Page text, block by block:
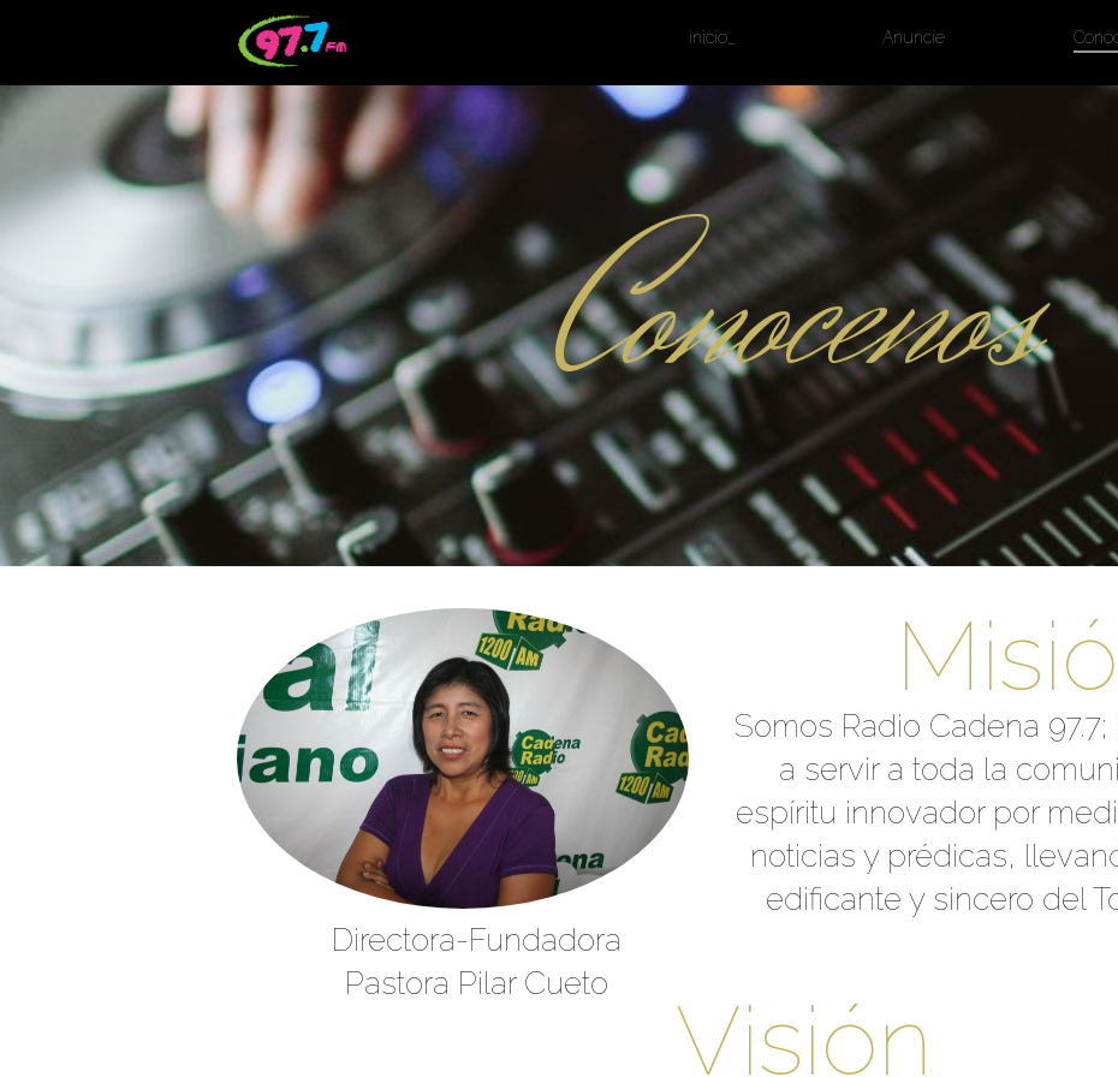
inicio_ Anuncie
Conocenos
Somos Radio Cadena
a servir a toda la
espíritu innovador por
noticias y prédicas,
edificante y sincero del
Visión
Directora-Fundadora
Pastora Pilar Cueto